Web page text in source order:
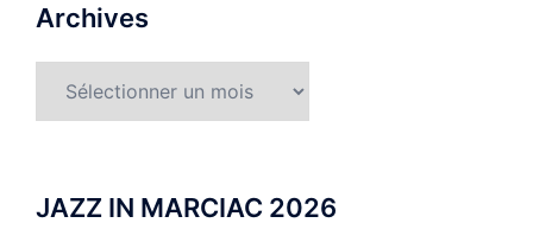
Archives
JAZZ IN MARCIAC 2026